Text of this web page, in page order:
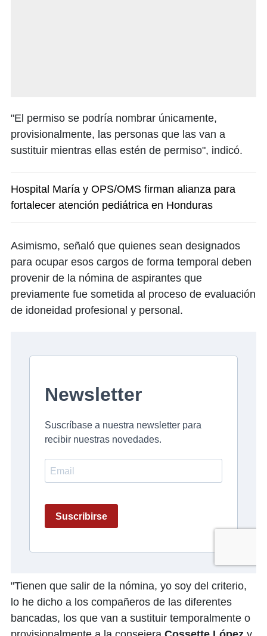
"El permiso se podría nombrar únicamente,
provisionalmente, las personas que las van a
sustituir mientras ellas estén de permiso", indicó.
Hospital María y OPS/OMS firman alianza para
fortalecer atención pediátrica en Honduras
Asimismo, señaló que quienes sean designados
para ocupar esos cargos de forma temporal deben
provenir de la nómina de aspirantes que
previamente fue sometida al proceso de evaluación
de idoneidad profesional y personal.
"Tienen que salir de la nómina, yo soy del criterio,
lo he dicho a los compañeros de las diferentes
bancadas, los que van a sustituir temporalmente o